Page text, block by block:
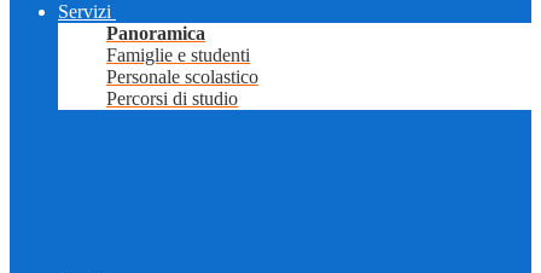
Servizi
Panoramica
Famiglie e studenti
Personale scolastico
Percorsi di studio